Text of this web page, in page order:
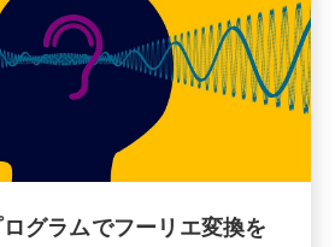
ログラムでフーリエ変換を